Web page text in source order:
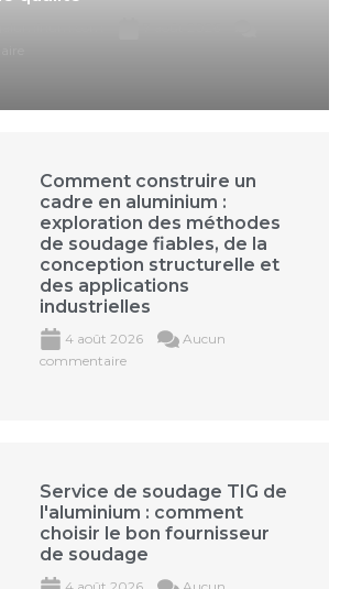
Comment construire un
cadre en aluminium :
exploration des méthodes
de soudage fiables, de la
conception structurelle et
des applications
industrielles
4 août 2026
Aucun
commentaire
Service de soudage TIG de
l'aluminium : comment
choisir le bon fournisseur
de soudage